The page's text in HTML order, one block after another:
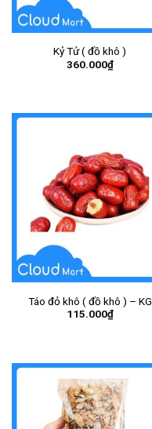
Kỷ Tử ( đồ khô )
360.000₫
Táo đỏ khô ( đồ khô ) – KG
115.000₫